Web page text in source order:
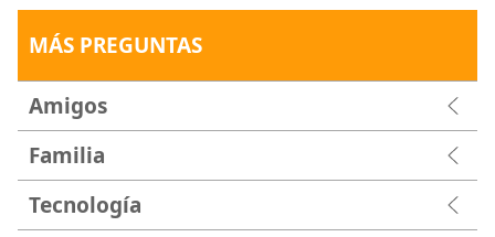
MÁS PREGUNTAS
Amigos
Familia
Tecnología